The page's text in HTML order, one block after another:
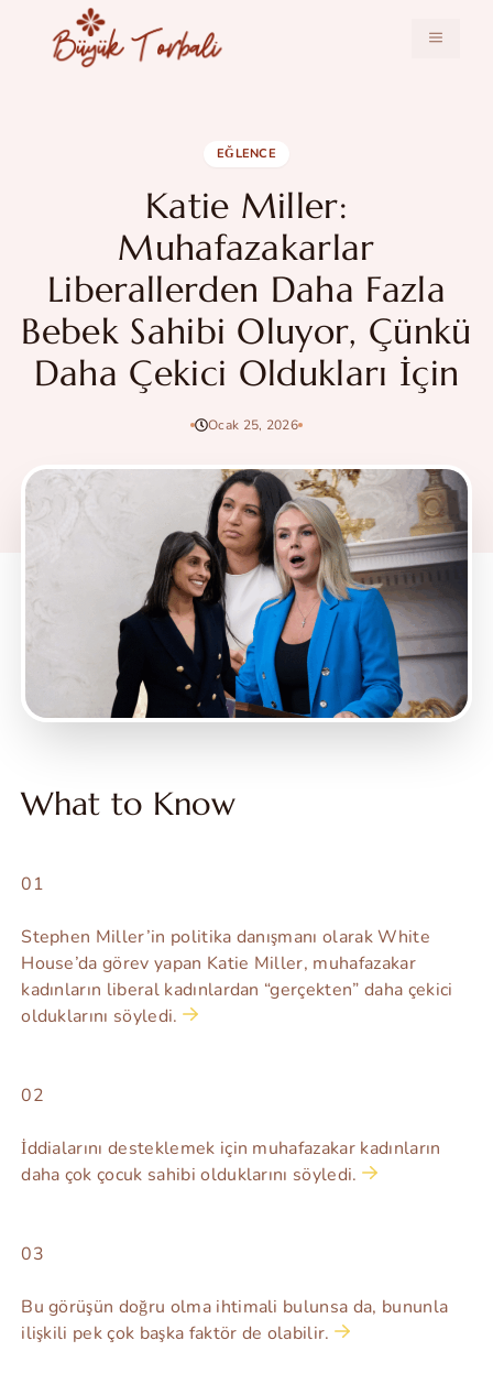
MENÜ
EĞLENCE
Katie Miller:
Muhafazakarlar
Liberallerden Daha Fazla
Bebek Sahibi Oluyor, Çünkü
Daha Çekici Oldukları İçin
Ocak 25, 2026
What to Know
01
Stephen Miller’in politika danışmanı olarak White
House’da görev yapan Katie Miller, muhafazakar
kadınların liberal kadınlardan “gerçekten” daha çekici
olduklarını söyledi.
02
İddialarını desteklemek için muhafazakar kadınların
daha çok çocuk sahibi olduklarını söyledi.
03
Bu görüşün doğru olma ihtimali bulunsa da, bununla
ilişkili pek çok başka faktör de olabilir.